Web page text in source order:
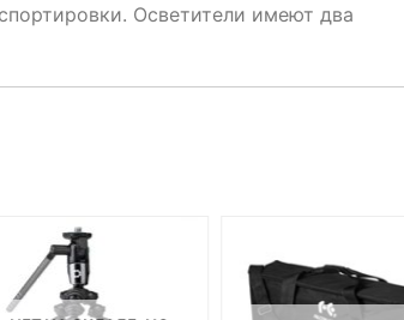
Осветители имеют два